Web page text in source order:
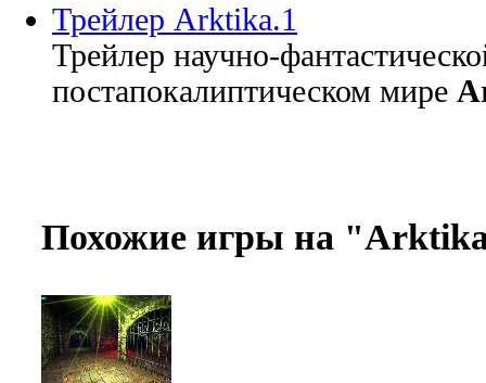
Трейлер Arktika.1
Трейлер научно-
постапокалиптическом мире
Похожие игры на